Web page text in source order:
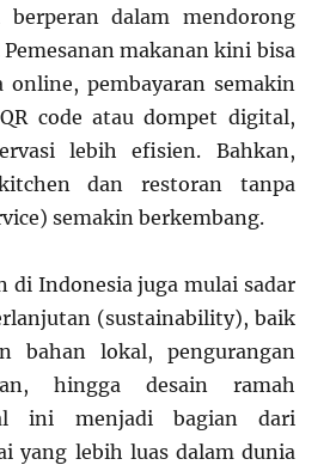
berperan dalam mendorong
makanan kini bisa
online, pembayaran semakin
code atau dompet digital,
lebih efisien. Bahkan,
dan restoran tanpa
semakin berkembang.
di Indonesia juga mulai sadar
(sustainability), baik
bahan lokal, pengurangan
hingga desain ramah
ini menjadi bagian dari
yang lebih luas dalam dunia